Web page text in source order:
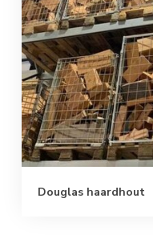
Douglas haardhout